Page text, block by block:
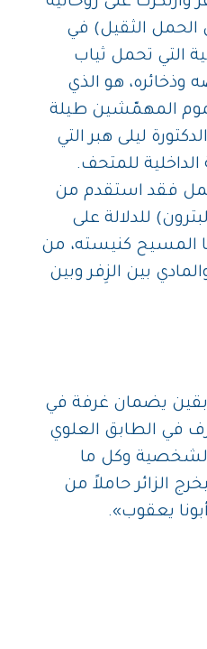
الحمل الثقيل) في
التي تحمل ثياب
وذخائره، هو الذي
المهمّشين طيلة
ليلى هبر التي
للمتحف.
فقد استقدم من
للدلالة على
المسيح كنيسته، من
بين الزِفر وبين
يضمان غرفة في
السفلي و7 غرف في الطابق العلوي
الشخصية وكل ما
الزائر حاملاً من
يعقوب».